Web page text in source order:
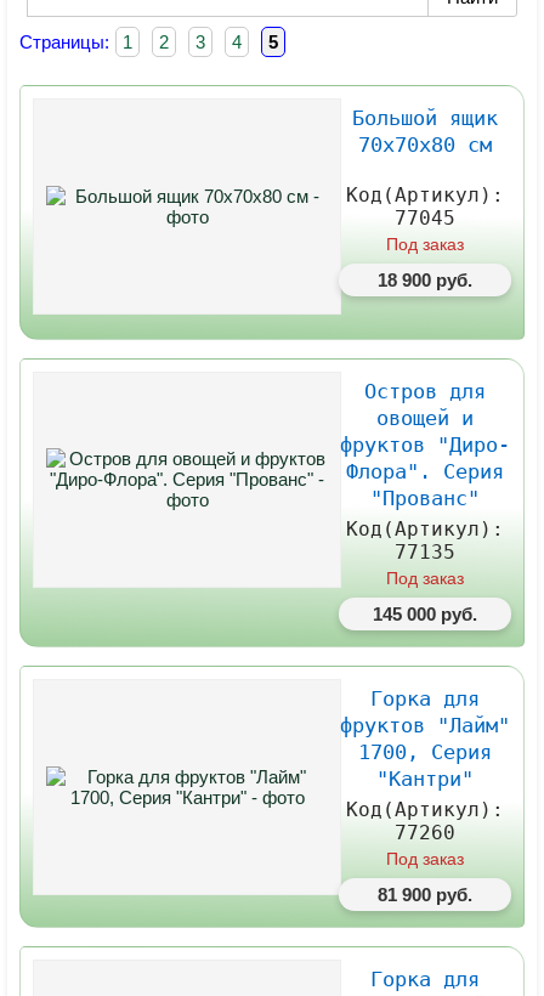
Страницы: 1 2 3 4 5
Большой ящик
70х70х80 см
Код(Артикул):
77045
Под заказ
18 900 руб.
Остров для
овощей и
фруктов "Диро-
Флора". Серия
"Прованс"
Код(Артикул):
77135
Под заказ
145 000 руб.
Горка для
фруктов "Лайм"
1700, Серия
"Кантри"
Код(Артикул):
77260
Под заказ
81 900 руб.
Горка для